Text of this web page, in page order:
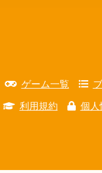
ゲーム一覧
利用規約 個人